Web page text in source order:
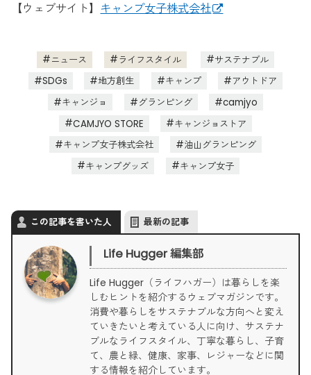
【ウェブサイト】 キャンプ女子株式会社
ニュース ライフスタイル
サステナブル
SDGs
地方創生 キャンプ
アウトドア
キャンジョ
グランピング
camjyo
CAMJYO STORE
キャンジョストア
キャンプ女子株式会社
油山グランピング
キャンプグッズ
キャンプ女子
この記事を書いた人 最新の記事
Life Hugger 編集部
Life Hugger（ライフハガー）は暮らしを楽
しむヒントを紹介するウェブマガジンです。
消費や暮らしをサステナブルな方向へと変え
ていきたいと考えている人に向け、サステナ
ブルなライフスタイル、丁寧な暮らし、子育
て、農と緑、健康、家事、レジャーなどに関
する情報を紹介しています。